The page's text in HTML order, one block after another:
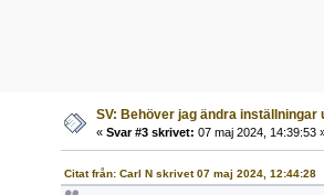
SV: Behöver jag ändra inställningar
« Svar #3 skrivet: 07 maj 2024, 14:39:53
Citat från: Carl N skrivet 07 maj 2024, 12:44:28